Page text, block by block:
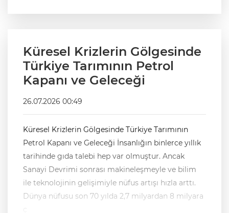
Küresel Krizlerin Gölgesinde
Türkiye Tarımının Petrol
Kapanı ve Geleceği
26.07.2026 00:49
Küresel Krizlerin Gölgesinde Türkiye Tarımının
Petrol Kapanı ve Geleceği İnsanlığın binlerce yıllık
tarihinde gıda talebi hep var olmuştur. Ancak
Sanayi Devrimi sonrası makineleşmeyle ve bilim
ile teknolojinin gelişimiyle nüfus artışı hızla arttı.
Dünya nüfusu son 70 yılda 2,7 milyardan 8 milyara